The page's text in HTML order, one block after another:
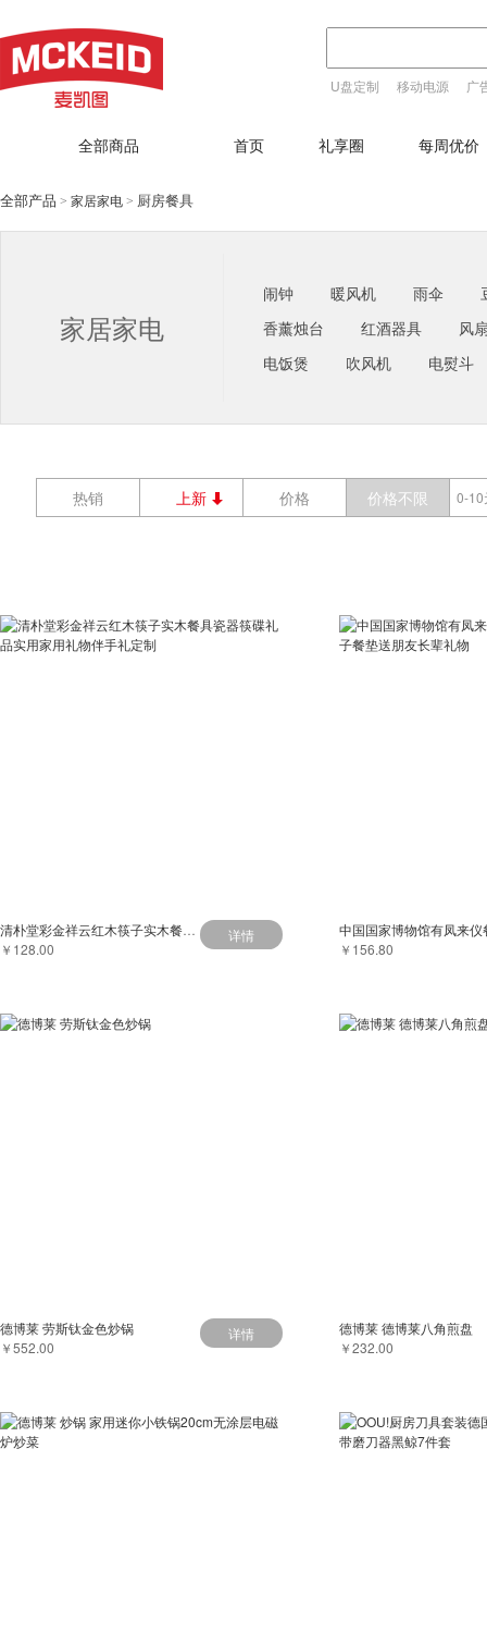
U盘定制 移动电源
广
全部商品 首页 礼享圈 每周优价
全部产品 > 家居家电 > 厨房餐具
家居家电
闹钟 暖风机 雨伞
香薰烛台
红酒器具
风
电饭煲
吹风机 电熨斗
热销 上新 价格 价格不限 0-10
￥128.00
详情
￥156.80
德博莱 劳斯钛金色炒锅
￥552.00
详情
德博莱 德博莱八角煎盘
￥232.00